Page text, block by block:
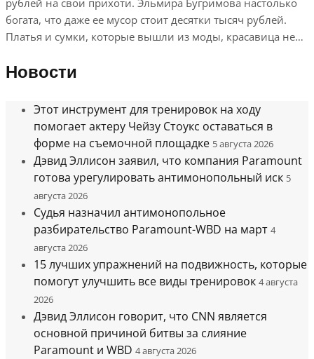
рублей на свои прихоти. Эльмира Бугримова настолько
богата, что даже ее мусор стоит десятки тысяч рублей.
Платья и сумки, которые вышли из моды, красавица не…
Новости
Этот инструмент для тренировок на ходу
помогает актеру Чейзу Стоукс оставаться в
форме на съемочной площадке 5 августа 2026
Дэвид Эллисон заявил, что компания Paramount
готова урегулировать антимонопольный иск 5
августа 2026
Судья назначил антимонопольное
разбирательство Paramount-WBD на март 4
августа 2026
15 лучших упражнений на подвижность, которые
помогут улучшить все виды тренировок 4 августа
2026
Дэвид Эллисон говорит, что CNN является
основной причиной битвы за слияние
Paramount и WBD 4 августа 2026